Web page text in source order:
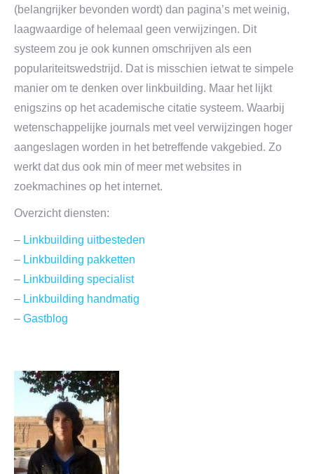
(belangrijker bevonden wordt) dan pagina’s met weinig,
laagwaardige of helemaal geen verwijzingen. Dit
systeem zou je ook kunnen omschrijven als een
populariteitswedstrijd. Dat is misschien ietwat te simpele
manier om te denken over linkbuilding. Maar het lijkt
enigszins op het academische citatie systeem. Waarbij
wetenschappelijke journals met veel verwijzingen hoger
aangeslagen worden in het betreffende vakgebied. Zo
werkt dat dus ook min of meer met websites in
zoekmachines op het internet.
Overzicht diensten:
– Linkbuilding uitbesteden
– Linkbuilding pakketten
– Linkbuilding specialist
– Linkbuilding handmatig
– Gastblog